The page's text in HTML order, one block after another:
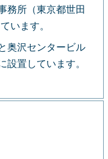
務所（東京都世田
います。
奥沢センタービル
設置しています。